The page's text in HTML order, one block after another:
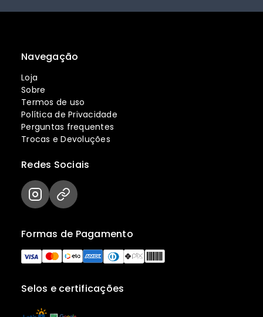
Navegação
Loja
Sobre
Termos de uso
Política de Privacidade
Perguntas frequentes
Trocas e Devoluções
Selos e certificações
Formas de Pagamento
Redes Sociais